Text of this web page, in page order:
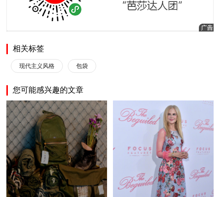
相关标签
现代主义风格 包袋
您可能感兴趣的文章